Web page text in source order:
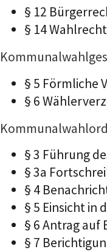
§ 12
§ 14 Wahlrecht
§ 5 Förmliche
§ 6
§ 3 Führung
§ 3a
§ 4
§ 5 Einsicht in
§ 6 Antrag auf
§ 7